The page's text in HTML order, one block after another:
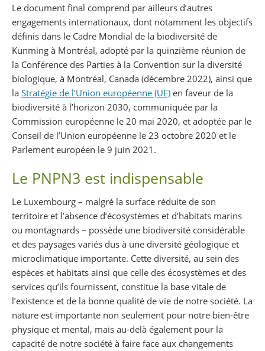
Le document final comprend par ailleurs d’autres
engagements internationaux, dont notamment les objectifs
définis dans le Cadre Mondial de la biodiversité de
Kunming à Montréal, adopté par la quinzième réunion de
la Conférence des Parties à la Convention sur la diversité
biologique, à Montréal, Canada (décembre 2022), ainsi que
la Stratégie de l’Union européenne (UE) en faveur de la
biodiversité à l’horizon 2030, communiquée par la
Commission européenne le 20 mai 2020, et adoptée par le
Conseil de l’Union européenne le 23 octobre 2020 et le
Parlement européen le 9 juin 2021.
Le PNPN3 est indispensable
Le Luxembourg – malgré la surface réduite de son
territoire et l’absence d’écosystèmes et d’habitats marins
ou montagnards – possède une biodiversité considérable
et des paysages variés dus à une diversité géologique et
microclimatique importante. Cette diversité, au sein des
espèces et habitats ainsi que celle des écosystèmes et des
services qu’ils fournissent, constitue la base vitale de
l’existence et de la bonne qualité de vie de notre société. La
nature est importante non seulement pour notre bien-être
physique et mental, mais au-delà également pour la
capacité de notre société à faire face aux changements